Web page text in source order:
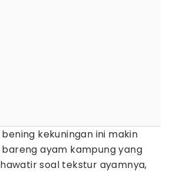
kekuningan ini makin
ayam kampung yang
soal tekstur ayamnya,